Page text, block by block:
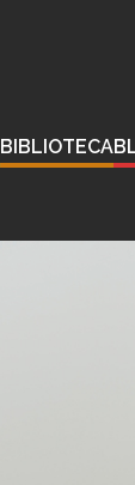
BIBLIOTECA